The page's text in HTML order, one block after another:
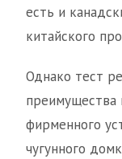
есть и
китайского
Однако тест
преимущества
фирменного
чугунного